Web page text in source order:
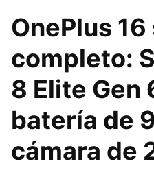
OnePlus
completo:
8 Elite Gen
batería de
cámara de